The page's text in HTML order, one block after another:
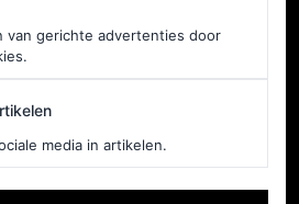
van gerichte advertenties door
media in artikelen.